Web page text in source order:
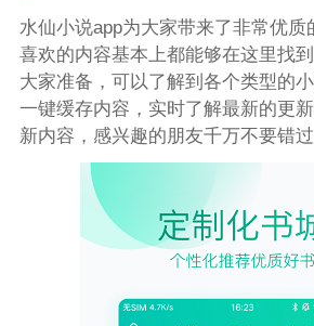
水仙小说app为大家带来了非常优质
喜欢的内容基本上都能够在这里找
大家准备，可以了解到各个类型的
一键缓存内容，实时了解最新的更
新内容，感兴趣的朋友千万不要错过